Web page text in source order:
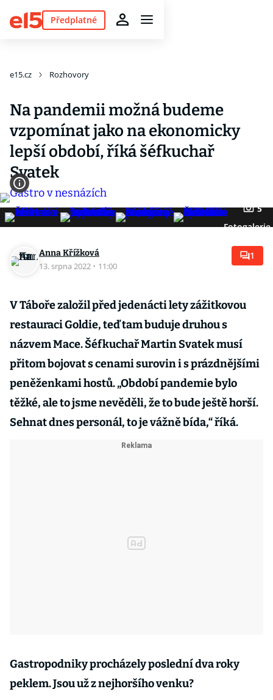
Předplatné
e15.cz Rozhovory
Na pandemii možná budeme
vzpomínat jako na ekonomicky
lepší období, říká šéfkuchař
Svatek
5
Fotogalerie
Anna Křížková
13. srpna 2022 · 11:00
1
V Táboře založil před jedenácti lety zážitkovou
restauraci Goldie, teď tam buduje druhou s
názvem Mace. Šéfkuchař Martin Svatek musí
přitom bojovat s cenami surovin i s prázdnějšími
peněženkami hostů. „Období pandemie bylo
těžké, ale to jsme nevěděli, že to bude ještě horší.
Sehnat dnes personál, to je vážně bída,“ říká.
Gastropodniky procházely poslední dva roky
peklem. Jsou už z nejhoršího venku?